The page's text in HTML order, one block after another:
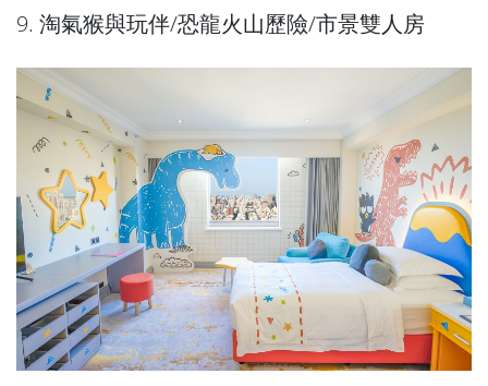
9. 淘氣猴與玩伴/恐龍火山歷險/市景雙人房